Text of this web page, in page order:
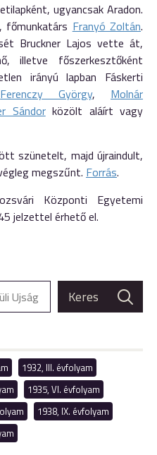
ugyancsak Aradon.
, főmunkatárs Franyó Zoltán.
Bruckner Lajos vette át,
illetve főszerkesztőként
irányú lapban Fáskerti
Ferenczy György, Molnár
Sándorközölt aláírt vagy
szünetelt, majd újraindult,
megszűnt. Forrás.
Központi Egyetemi
jelzettel érhető el.
1932, III. évfolyam
1935, VI. évfolyam
1938, IX. évfolyam